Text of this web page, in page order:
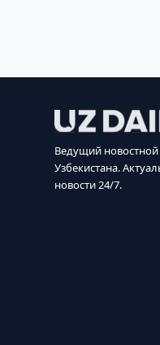
Ведущий новостной
Узбекистана.
новости 24/7.